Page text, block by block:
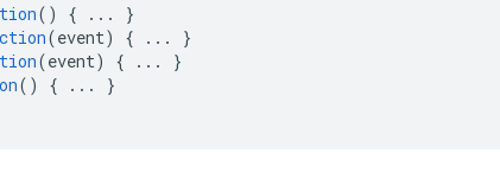
() { ...
}
(event) { ...
}
(event) { ...
}
() { ...
}